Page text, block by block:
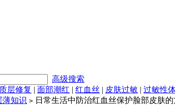
高级搜索
层修复 | 面部潮红 | 红血丝 | 皮肤过敏 | 过敏性
薄知识 > 日常生活中防治红血丝保护脸部皮肤